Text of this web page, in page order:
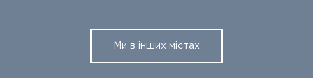
Ми в інших містах